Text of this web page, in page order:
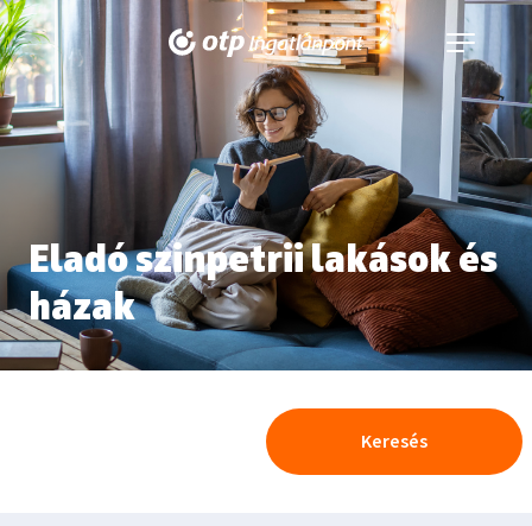
Navigáció
kinyitása
Eladó szinpetrii lakások és
házak
Keresés